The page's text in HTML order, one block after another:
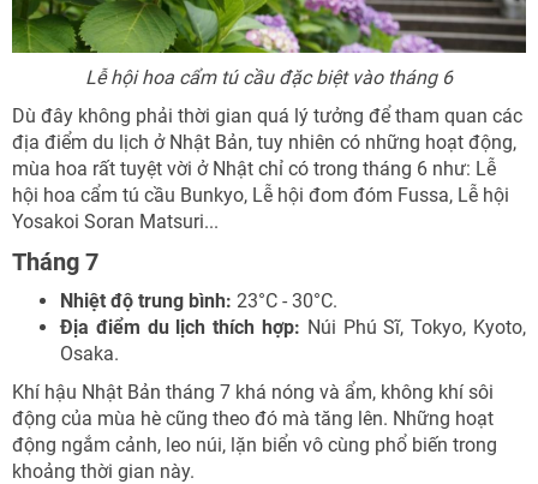
Lễ hội hoa cẩm tú cầu đặc biệt vào tháng 6
Dù đây không phải thời gian quá lý tưởng để tham quan các
địa điểm du lịch ở Nhật Bản, tuy nhiên có những hoạt động,
mùa hoa rất tuyệt vời ở Nhật chỉ có trong tháng 6 như: Lễ
hội hoa cẩm tú cầu Bunkyo, Lễ hội đom đóm Fussa, Lễ hội
Yosakoi Soran Matsuri...
Tháng 7
Nhiệt độ trung bình: 23°C - 30°C.
Địa điểm du lịch thích hợp: Núi Phú Sĩ, Tokyo, Kyoto,
Osaka.
Khí hậu Nhật Bản tháng 7 khá nóng và ẩm, không khí sôi
động của mùa hè cũng theo đó mà tăng lên. Những hoạt
động ngắm cảnh, leo núi, lặn biển vô cùng phổ biến trong
khoảng thời gian này.